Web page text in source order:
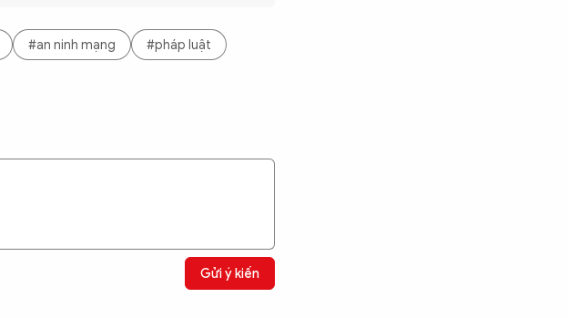
#an ninh mạng
#pháp luật
Gửi ý kiến